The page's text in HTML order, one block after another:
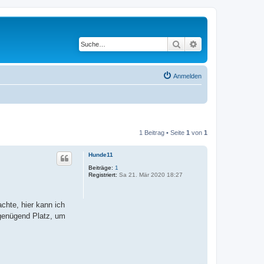
Suche
Anmelden
1 Beitrag • Seite 1 von 1
Hunde11
Beiträge: 1
Registriert: Sa 21. Mär 2020 18:27
hier kann ich
Platz, um